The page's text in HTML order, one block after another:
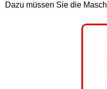
Dazu müssen Sie die